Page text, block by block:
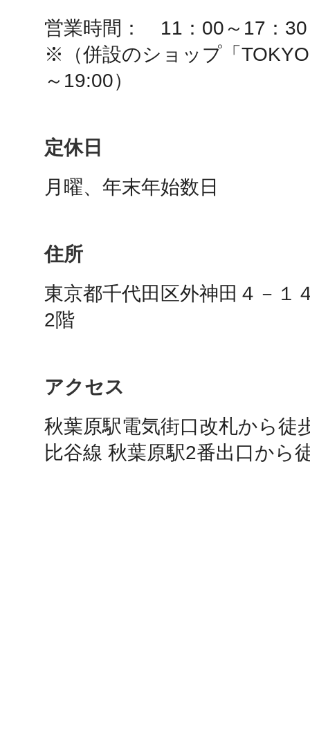
営業時間：　11：00～17：30
※（併設のショップ「
～19:00）
定休日
月曜、年末年始数日
住所
東京都千代田区外神田４－１
2階
アクセス
秋葉原駅電気街口改札から徒
比谷線 秋葉原駅2番出口から
厚木
鎌倉